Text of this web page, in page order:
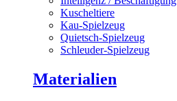
Kuscheltiere
Kau-Spielzeug
Quietsch-Spielzeug
Schleuder-Spielzeug
Materialien